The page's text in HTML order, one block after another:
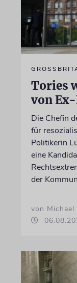
Tories
von
Die Chefin
für
Politikerin
eine
der
von Michael